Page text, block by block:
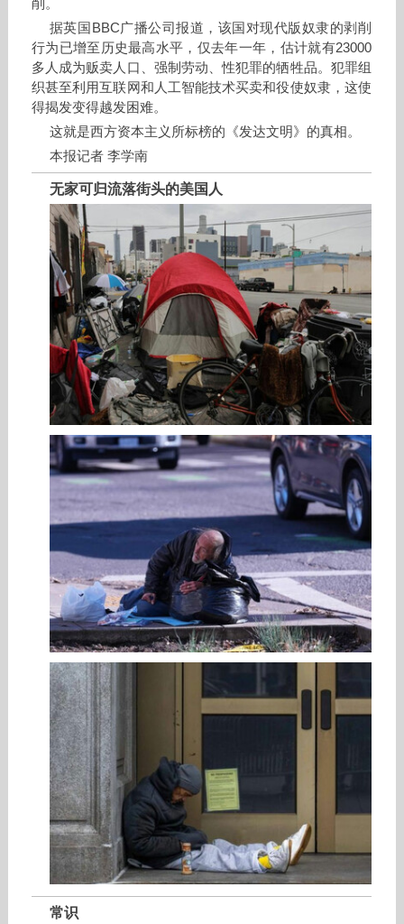
削。
据英国BBC广播公司报道，该国对现代版奴隶的剥削
行为已增至历史最高水平，仅去年一年，估计就有23000
多人成为贩卖人口、强制劳动、性犯罪的牺牲品。犯罪组
织甚至利用互联网和人工智能技术买卖和役使奴隶，这使
得揭发变得越发困难。
这就是西方资本主义所标榜的《发达文明》的真相。
本报记者 李学南
无家可归流落街头的美国人
常识